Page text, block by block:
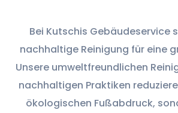
Bei Kutschis Gebäudeservice
nachhaltige Reinigung für eine
Unsere umweltfreundlichen
nachhaltigen Praktiken
ökologischen Fußabdruck,